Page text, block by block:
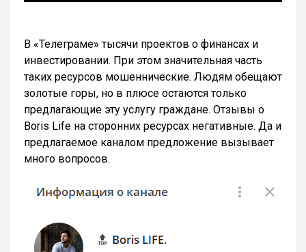
В «Телеграме» тысячи проектов о финансах и
инвестировании. При этом значительная часть
таких ресурсов мошеннические. Людям обещают
золотые горы, но в плюсе остаются только
предлагающие эту услугу граждане. Отзывы о
Boris Life на сторонних ресурсах негативные. Да и
предлагаемое каналом предложение вызывает
много вопросов.